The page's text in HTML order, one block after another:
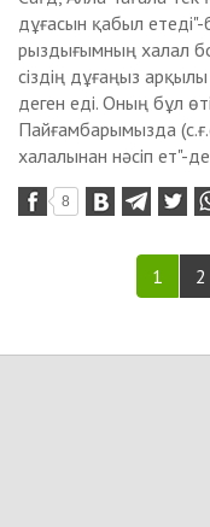
дұғасын қабыл
рыздығымның xалал
сіздің дұғаңыз
деген еді. Оның бұл
Пайғамбарымызда
xалалынан нәсіп ет"-
8
1 2